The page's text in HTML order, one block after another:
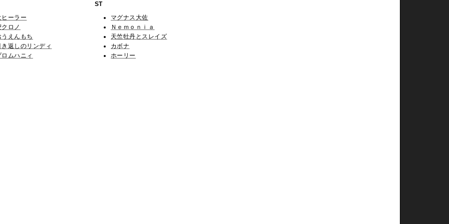
ヒーラー
クロノ
うえんもち
き返しのリンディ
ロムハニィ
ST
マグナス大佐
Ｎｅｍｏｎｉａ
天竺牡丹とスレイズ
カボナ
ホーリー